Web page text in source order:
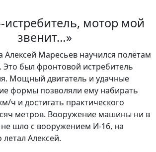
мотор мой
звенит…»
Алексей Маресьев научился полётам
Это был фронтовой истребитель
Мощный двигатель и удачные
формы позволяли ему набирать
ч и достигать практического
метров. Вооружение машины ни в
не шло с вооружением И-16, на
Алексей.